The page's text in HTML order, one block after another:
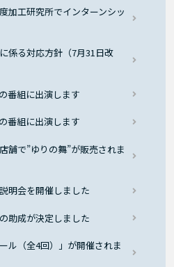
加工研究所でインターンシッ
係る対応方針（7月31日改
番組に出演します
番組に出演します
舗で”ゆりの舞”が販売されま
明会を開催しました
助成が決定しました
ル（全4回）」が開催されま